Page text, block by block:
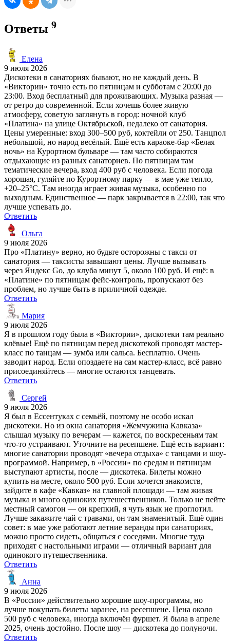
Ответы 9
Елена
9 июля 2026
Дискотеки в санаториях бывают, но не каждый день. В
«Виктории» точно есть по пятницам и субботам с 20:00 до
23:00. Вход бесплатный для проживающих. Музыка разная —
от ретро до современной. Если хочешь более живую
атмосферу, советую заглянуть в город: ночной клуб
«Платина» на улице Октябрьской, недалеко от санатория.
Цены умеренные: вход 300–500 руб, коктейли от 250. Танцпол
небольшой, но народ весёлый. Ещё есть караоке-бар «Белая
ночь» на Курортном бульваре — там часто собираются
отдыхающие из разных санаториев. По пятницам там
тематические вечера, вход 400 руб с человека. Если погода
хорошая, гуляйте по Курортному парку — в мае уже тепло,
+20–25°C. Там иногда играет живая музыка, особенно по
выходным. Единственное — парк закрывается в 22:00, так что
лучше успевать до.
Ответить
Ольга
9 июля 2026
Про «Платину» верно, но будьте осторожны с такси от
санатория — таксисты завышают цены. Лучше вызывать
через Яндекс Go, до клуба минут 5, около 100 руб. И ещё: в
«Платине» по пятницам фейс-контроль, пропускают без
проблем, но лучше быть в приличной одежде.
Ответить
Мария
9 июля 2026
Я в прошлом году была в «Виктории», дискотеки там реально
клёвые! Ещё по пятницам перед дискотекой проводят мастер-
класс по танцам — зумба или сальса. Бесплатно. Очень
заводит народ. Если опоздаете на сам мастер-класс, всё равно
присоединяйтесь — многие остаются танцевать.
Ответить
Сергей
9 июля 2026
Я был в Ессентуках с семьёй, поэтому не особо искал
дискотеки. Но из окна санатория «Жемчужина Кавказа»
слышал музыку по вечерам — кажется, по воскресеньям там
что-то устраивают. Уточните на ресепшене. Ещё есть вариант:
многие санатории проводят «вечера отдыха» с танцами и шоу-
программой. Например, в «России» по средам и пятницам
выступают артисты, после — дискотека. Билеты можно
купить на месте, около 500 руб. Если хочется знакомств,
зайдите в кафе «Кавказ» на главной площади — там живая
музыка и много одиноких путешественников. Только не пейте
местный самогон — он крепкий, я чуть язык не проглотил.
Лучше закажите чай с травами, он там знаменитый. Ещё один
совет: в мае уже работают летние веранды при санаториях,
можно просто сидеть, общаться с соседями. Многие туда
приходят с настольными играми — отличный вариант для
одинокого путешественника.
Ответить
Анна
9 июля 2026
В «России» действительно хорошие шоу-программы, но
лучше покупать билеты заранее, на ресепшене. Цена около
500 руб с человека, иногда включён фуршет. Я была в апреле
2025, очень достойно. После шоу — дискотека до полуночи.
Ответить